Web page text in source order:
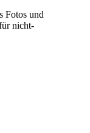
Fotos und
nicht-